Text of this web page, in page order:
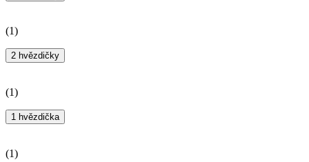
(1)
2 hvězdičky
(1)
1 hvězdička
(1)